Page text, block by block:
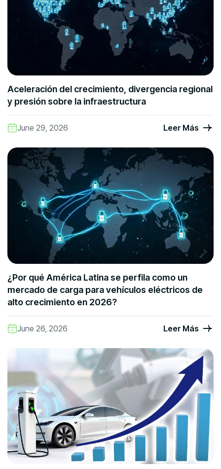
Aceleración del crecimiento, divergencia regional
y presión sobre la infraestructura
June 29, 2026 Leer Más
¿Por qué América Latina se perfila como un
mercado de carga para vehículos eléctricos de
alto crecimiento en 2026?
June 26, 2026 Leer Más